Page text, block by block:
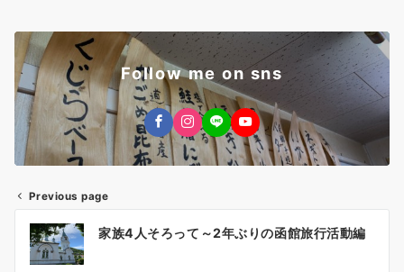
Follow me on sns
投
稿
Previous page
家族4人そろって～2年ぶりの函館旅行活動編